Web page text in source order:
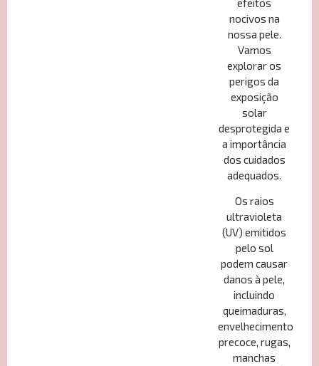
efeitos
nocivos na
nossa pele.
Vamos
explorar os
perigos da
exposição
solar
desprotegida e
a importância
dos cuidados
adequados.
Os raios
ultravioleta
(UV) emitidos
pelo sol
podem causar
danos à pele,
incluindo
queimaduras,
envelhecimento
precoce, rugas,
manchas